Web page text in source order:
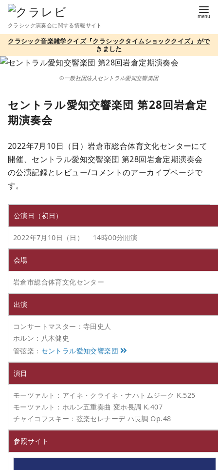
テ
ツ
クラシック演奏会に関する情報サイト
クラシック音楽雑学クイズ『クラシックタイムショッククイズ』がで
きました
©一般社団法人セントラル愛知交響楽団
セントラル愛知交響楽団 第28回岩倉定
期演奏会
2022年7月10日（日）岩倉市総合体育文化センターにて
開催、セントラル愛知交響楽団 第28回岩倉定期演奏会
の公演記録とレビュー/コメントのアーカイブページで
す。
公演日（初日）
2022年7月10日（日） 14時00分開演
会場
岩倉市総合体育文化センター
出演
コンサートマスター：寺田史人
ホルン：八木健史
管弦楽： セントラル愛知交響楽団
演目
モーツァルト：アイネ・クライネ・ナハトムジーク K.525
モーツァルト：ホルン五重奏曲 変ホ長調 K.407
チャイコフスキー：弦楽セレナーデ ハ長調 Op.48
参照サイト